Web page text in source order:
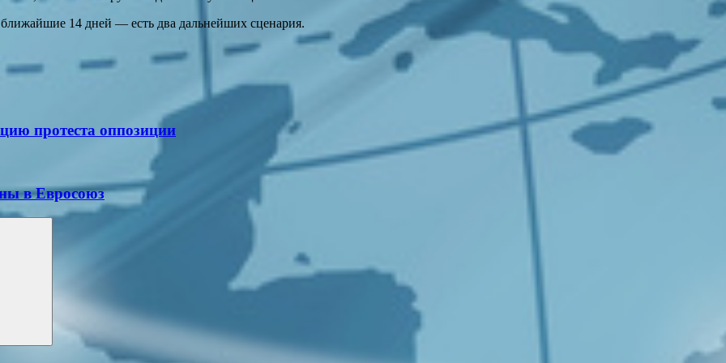
14 дней — есть два дальнейших сценария.
протеста оппозиции
в Евросоюз